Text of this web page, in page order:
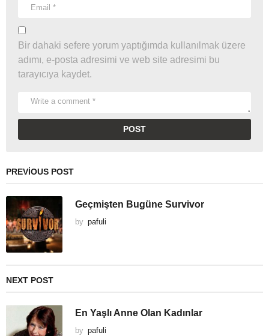
Bir dahaki sefere yorum yaptığımda kullanılmak üzere
adımı, e-posta adresimi ve web site adresimi bu
tarayıcıya kaydet.
PREVIOUS POST
Geçmişten Bugüne Survivor
by pafuli
NEXT POST
En Yaşlı Anne Olan Kadınlar
by pafuli